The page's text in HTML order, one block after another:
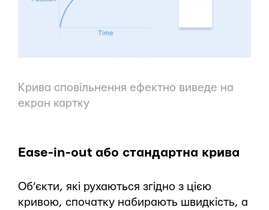
Крива сповільнення ефектно виведе на
екран картку
Ease-in-out або стандартна крива
Об’єкти, які рухаються згідно з цією
кривою, спочатку набирають швидкість, а